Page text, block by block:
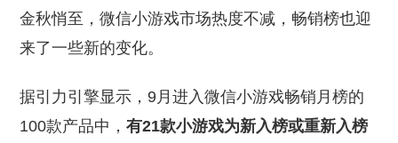
金秋悄至，微信小游戏市场热度不减，畅销榜也迎
来了一些新的变化。
据引力引擎显示，9月进入微信小游戏畅销月榜的
100款产品中，有21款小游戏为新入榜或重新入榜